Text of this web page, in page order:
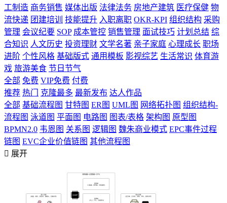
工制造 商务销售 媒体出版 法律法务 房地产建筑 医疗保健 物
流快递 团建培训 技能提升 入职离职 OKR-KPI 组织结构 采购
管理 会议纪要 SOP 成本管控 销售管理 面试技巧 计划总结 综
合知识 人文历史 投资理财 文学名著 亲子家庭 心理成长 职场
进阶 个性风格 基础版式 通用模板 影视综艺 生活常识 体育游
戏 旅游美食 节日节气
全部 免费 VIP免费 付费
推荐 热门 克隆最多 最新发布 达人作品
全部 基础流程图 甘特图 ER图 UML图 网络拓扑图 组织结构-
流程图 泳道图 平面图 电路图 图表/表格 架构图 原型图
BPMN2.0 韦恩图 关系图 逻辑图 魏朱商业模式 EPC事件过程
链图 EVC企业价值链图 其他流程图
 展开